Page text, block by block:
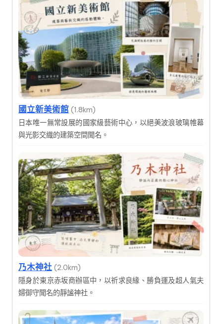
國立新美術館 (1.8km)
日本唯一無常設展的國家級藝術中心，以絕美波浪玻璃帷幕
與光影交織的建築空間聞名。
乃木神社 (2.0km)
隱身於東京赤坂商辦區中，以祈求良緣、勝負運及超人氣夫
婦御守聞名的靜謐神社。